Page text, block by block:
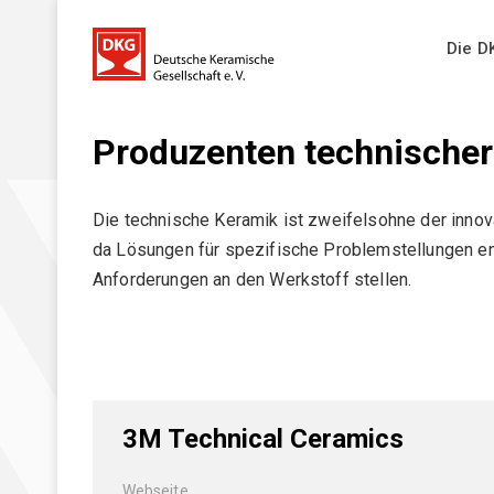
Die
Die DKG
Ziele und Aufgaben
DKG-Leitbild
Mitgliederversammlung
Vorstand
News
DKG FA 1 "Simulation"
Veranstaltungen
Alle Veranstaltungen
Produzenten
Die technische Keramik ist zweifelsohne der
da Lösungen für spezifische Problemstellungen
Anforderungen an den Werkstoff stellen.
3M Technical Ceramics
Webseite